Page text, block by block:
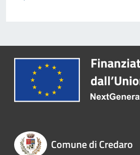
Comune di Credaro